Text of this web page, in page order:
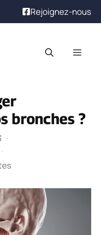
Rejoignez-nous
bronches ?
·
·